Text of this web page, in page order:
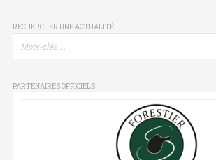
RECHERCHER UNE ACTUALITÉ
PARTENAIRES OFFICIELS